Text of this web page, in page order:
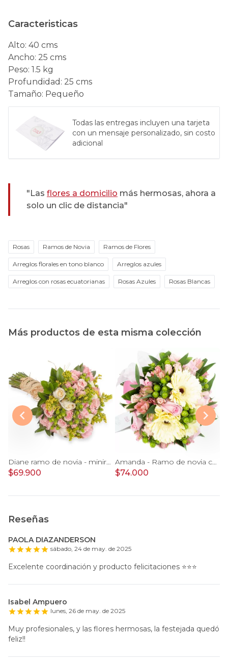
Caracteristicas
Alto: 40 cms
Ancho: 25 cms
Peso: 1.5 kg
Profundidad : 25 cms
Tamaño: Pequeño
Todas las entregas incluyen una tarjeta
con un mensaje personalizado, sin costo
adicional
"Las flores a domicilio más hermosas, ahora a
solo un clic de distancia"
Rosas Ramos de Novia Ramos de Flores
Arreglos florales en tono blanco Arreglos azules
Arreglos con rosas ecuatorianas Rosas Azules Rosas Blancas
Más productos de esta misma colección
Diane ramo de novia - minirosas rosadas, rosas blancas, e hypericum verde
$69.900
Amanda - Ramo de novia con gerberas, rosas rosadas y astromelias rosadas
$74.000
Reseñas
PAOLA DIAZANDERSON
sábado, 24 de may. de 2025
Excelente coordinación y producto felicitaciones ⭐️⭐️⭐️
Isabel Ampuero
lunes, 26 de may. de 2025
Muy profesionales, y las flores hermosas, la festejada quedó
feliz!!